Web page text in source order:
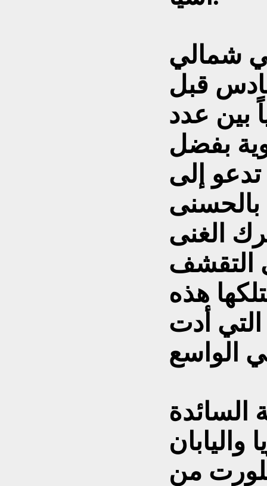
شمالي
قبل
بين عدد
بفضل
تدعو إلى
بالحسنى
الغنى
التقشف
هذه
أدت
السائدة
واليابان
من